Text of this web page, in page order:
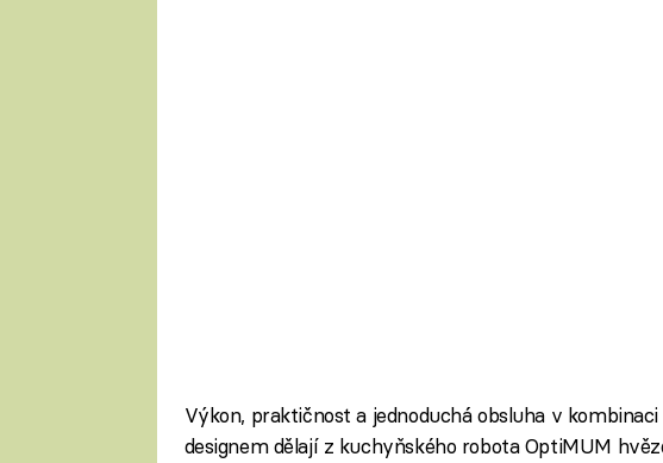
Výkon, praktičnost a jednoduchá obsluha v
designem dělají z kuchyňského robota OptiMUM